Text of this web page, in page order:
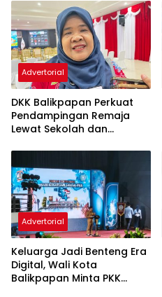
Advertorial
DKK Balikpapan Perkuat
Pendampingan Remaja
Lewat Sekolah dan
Advertorial
Keluarga Jadi Benteng Era
Digital, Wali Kota
Balikpapan Minta PKK